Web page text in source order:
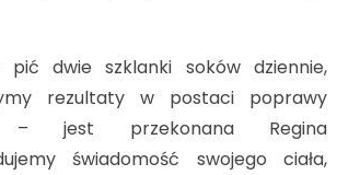
pić dwie szklanki soków dziennie,
rezultaty w postaci poprawy
– jest przekonana Regina
świadomość swojego ciała,